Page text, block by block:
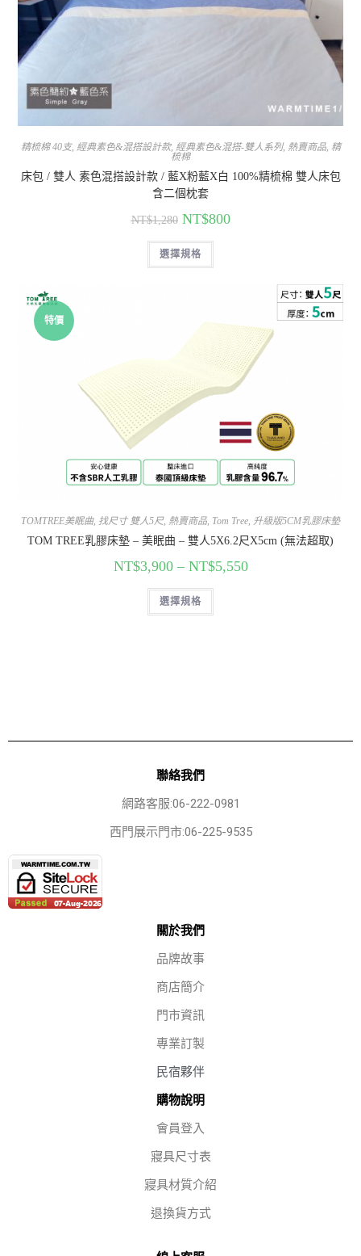
精梳棉 40支, 經典素色&混搭設計款, 經典素色&混搭-雙人系列, 熱賣商品, 精
梳棉
床包 / 雙人 素色混搭設計款 / 藍X粉藍X白 100%精梳棉 雙人床包
含二個枕套
NT$1,280 NT$800
選擇規格
特價
TOMTREE美眠曲, 找尺寸 雙人5尺, 熱賣商品, Tom Tree, 升級版5CM乳膠床墊
TOM TREE乳膠床墊 – 美眠曲 – 雙人5X6.2尺X5cm (無法超取)
NT$3,900– NT$5,550
選擇規格
聯絡我們
網路客服:06-222-0981
西門展示門市:06-225-9535
關於我們
品牌故事
商店簡介
門市資訊
專業訂製
民宿夥伴
購物說明
會員登入
寢具尺寸表
寢具材質介紹
退換貨方式